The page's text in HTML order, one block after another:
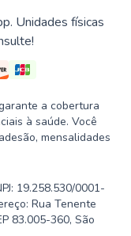
Unidades físicas
a cobertura
à saúde. Você
mensalidades
19.258.530/0001-
Rua Tenente
83.005-360, São